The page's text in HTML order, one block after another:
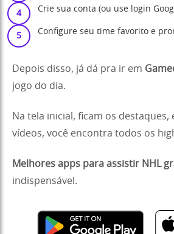
Crie sua conta (ou use login
Configure seu time favorito e
Depois disso, já dá pra ir em
jogo do dia.
Na tela inicial, ficam os destaques,
vídeos, você encontra todos os
Melhores apps para assistir NHL
indispensável.